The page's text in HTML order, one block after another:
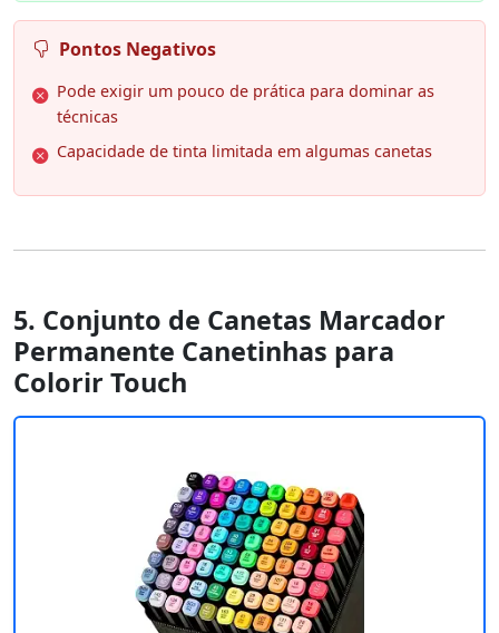
Pontos Negativos
Pode exigir um pouco de prática para dominar as
técnicas
Capacidade de tinta limitada em algumas canetas
5. Conjunto de Canetas Marcador
Permanente Canetinhas para
Colorir Touch